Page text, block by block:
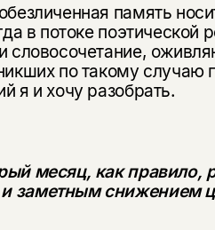
память
в потоке поэтической
словосочетание,
по такому случаю
я и хочу разобрать.
месяц, как правило,
заметным снижением